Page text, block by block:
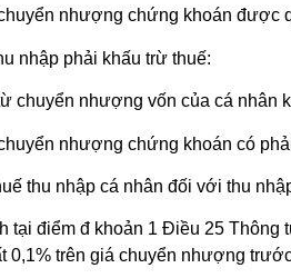
nhượng chứng khoán được
nhập phải khấu trừ thuế:
chuyển nhượng vốn của cá nhân
nhượng chứng khoán có
thu nhập cá nhân đối với thu
tại điểm đ khoản 1 Điều 25
0,1% trên giá chuyển nhượng